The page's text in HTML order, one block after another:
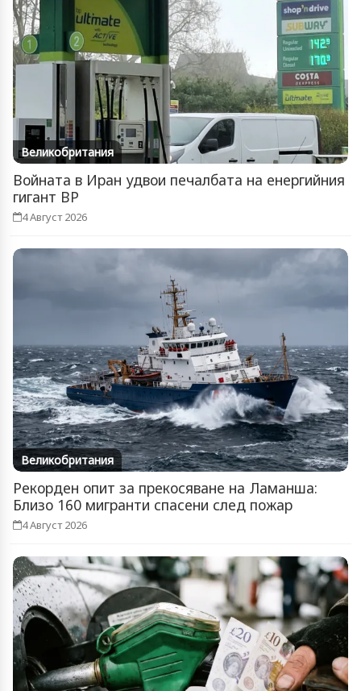
Великобритания
Войната в Иран удвои печалбата на енергийния
гигант BP
4 Август 2026
Великобритания
Рекорден опит за прекосяване на Ламанша:
Близо 160 мигранти спасени след пожар
4 Август 2026